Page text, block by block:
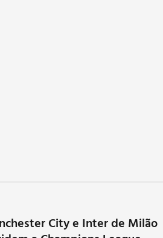
City e Inter de Milão